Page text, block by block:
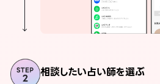
相談したい占い師を選ぶ